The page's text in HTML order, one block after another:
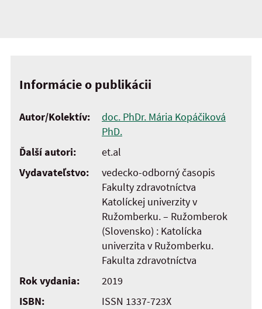
Informácie o publikácii
Autor/Kolektív:
doc. PhDr. Mária Kopáčiková
PhD.
Ďalší autori:
et.al
Vydavateľstvo:
vedecko-odborný časopis
Fakulty zdravotníctva
Katolíckej univerzity v
Ružomberku. – Ružomberok
(Slovensko) : Katolícka
univerzita v Ružomberku.
Fakulta zdravotníctva
Rok vydania:
2019
ISBN:
ISSN 1337-723X